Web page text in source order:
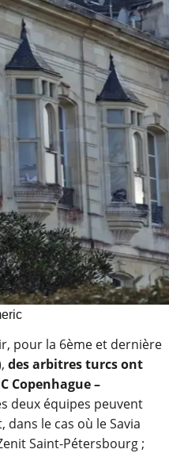
pour la 6ème et dernière
des arbitres turcs ont
Copenhague –
deux équipes peuvent
le cas où le Savia
Saint-Pétersbourg ;